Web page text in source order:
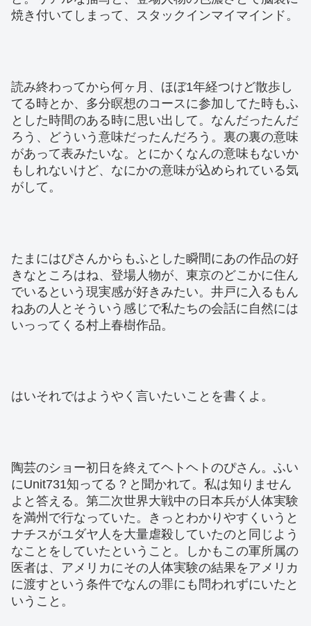
焼き付いてしまって、スタックインマイマインド。
読み終わってから何ヶ月、ほぼ1年経つけど散歩し
てる時とか、多分瞑想のコースに参加してた時もふ
とした時間のある時に思い出して。なんだったんだ
ろう、どういう意味だったんだろう。裏の裏の意味
があって表みたいな。とにかくなんの意味もないか
もしれないけど、なにかの意味が込められている気
がして。
たまにはぴさんからもふとした瞬間にあの作品の好
きなところはね、登場人物が、東京のどこかに住ん
でいるという現実感が好きみたい。井戸に入るもん
ねあの人とそういう感じで私たちの会話に自然には
いっってくる村上春樹作品。
はいそれではようやく言いたいことを書くよ。
陶芸のショー初日を終えてヘトヘトのぴさん。ふい
にUnit731知ってる？と聞かれて。私は知りません
よと答える。第二次世界大戦中の日本兵が人体実験
を満州で行なっていた。きっとわかりやすくいうと
ナチスがユダヤ人を大量虐殺していたのと同じよう
なことをしていたということ。しかもこの軍所属の
医者は、アメリカにその人体実験の結果をアメリカ
に渡すという条件でなんの罪にも問われずにいたと
いうこと。